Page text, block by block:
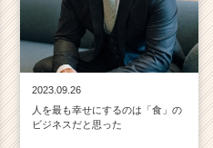
2023.09.26
人を最も幸せにするのは「食」の
ビジネスだと思った